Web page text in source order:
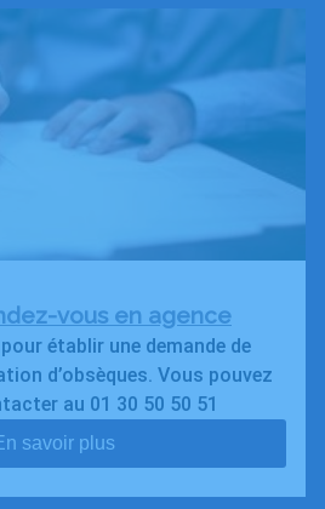
vous en agence
établir une demande de
d’obsèques. Vous pouvez
au 01 30 50 50 51
savoir plus